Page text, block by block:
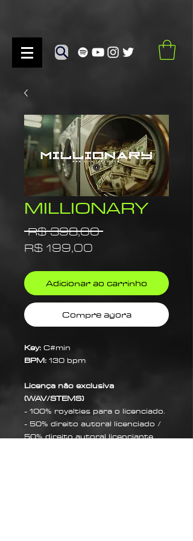
MILLIONARY
R$ 398,00 Preço
R$ 199,00
Adicionar ao carrinho
Compre agora
Key:C#min
BPM:130 bpm
Licença não exclusiva
(WAV/STEMS)
- 100% royalties para o licenciado.
- 50% direito autoral licenciado /
50% direito autoral licenciante.